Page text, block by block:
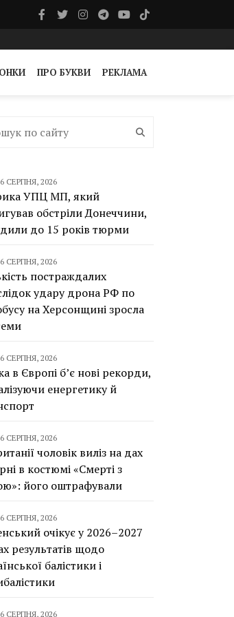
ПРО БУКВИ РЕКЛАМА
СЕРПНЯ, 2026
УПЦ МП, який
обстріли Донеччини,
до 15 років тюрми
СЕРПНЯ, 2026
постраждалих
удару дрона РФ по
на Херсонщині зросла
СЕРПНЯ, 2026
в Європі б’є нові рекорди,
енергетику й
СЕРПНЯ, 2026
чоловік виліз на дах
в костюмі «Смерті з
його оштрафували
СЕРПНЯ, 2026
очікує у 2026–2027
результатів щодо
балістики і
СЕРПНЯ, 2026